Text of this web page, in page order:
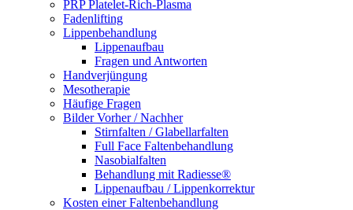
PRP Platelet-Rich-Plasma
Fadenlifting
Lippenbehandlung
Lippenaufbau
Fragen und Antworten
Handverjüngung
Mesotherapie
Häufige Fragen
Bilder Vorher / Nachher
Stirnfalten / Glabellarfalten
Full Face Faltenbehandlung
Nasobialfalten
Behandlung mit Radiesse®
Lippenaufbau / Lippenkorrektur
Kosten einer Faltenbehandlung